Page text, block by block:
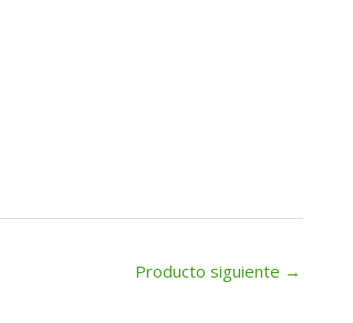
Producto siguiente →